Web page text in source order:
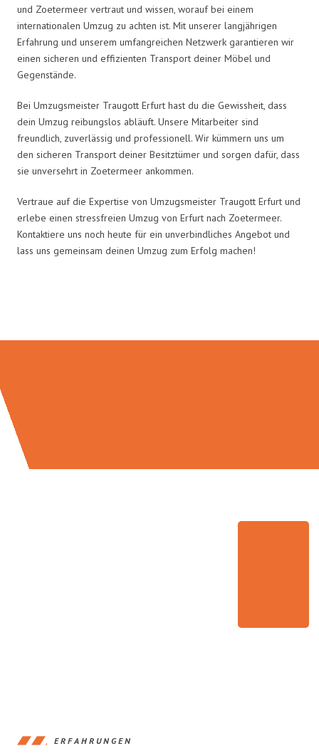
und Zoetermeer vertraut und wissen, worauf bei einem
internationalen Umzug zu achten ist. Mit unserer langjährigen
Erfahrung und unserem umfangreichen Netzwerk garantieren wir
einen sicheren und effizienten Transport deiner Möbel und
Gegenstände.
Bei Umzugsmeister Traugott Erfurt hast du die Gewissheit, dass
dein Umzug reibungslos abläuft. Unsere Mitarbeiter sind
freundlich, zuverlässig und professionell. Wir kümmern uns um
den sicheren Transport deiner Besitztümer und sorgen dafür, dass
sie unversehrt in Zoetermeer ankommen.
Vertraue auf die Expertise von Umzugsmeister Traugott Erfurt und
erlebe einen stressfreien Umzug von Erfurt nach Zoetermeer.
Kontaktiere uns noch heute für ein unverbindliches Angebot und
lass uns gemeinsam deinen Umzug zum Erfolg machen!
ERFAHRUNGEN